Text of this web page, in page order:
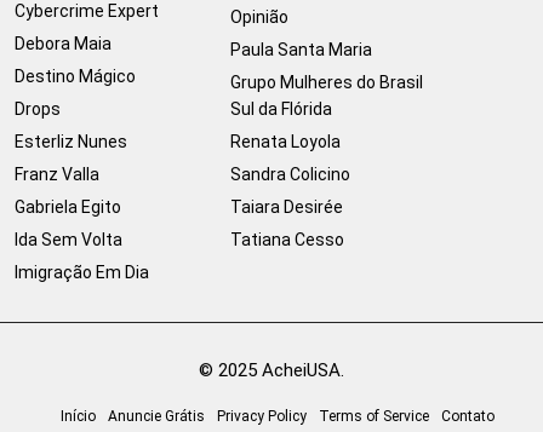
Cybercrime Expert
Debora Maia
Destino Mágico
Drops
Esterliz Nunes
Franz Valla
Gabriela Egito
Ida Sem Volta
Imigração Em Dia
Opinião
Paula Santa Maria
Grupo Mulheres do Brasil
Sul da Flórida
Renata Loyola
Sandra Colicino
Taiara Desirée
Tatiana Cesso
© 2025 AcheiUSA.
Início Anuncie Grátis Privacy Policy Terms of Service Contato